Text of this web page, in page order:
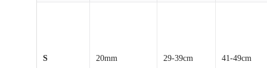
S 20mm 29-39cm 41-49cm